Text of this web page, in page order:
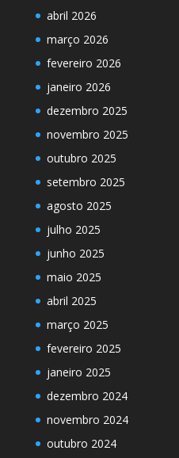
abril 2026
março 2026
fevereiro 2026
janeiro 2026
dezembro 2025
novembro 2025
outubro 2025
setembro 2025
agosto 2025
julho 2025
junho 2025
maio 2025
abril 2025
março 2025
fevereiro 2025
janeiro 2025
dezembro 2024
novembro 2024
outubro 2024